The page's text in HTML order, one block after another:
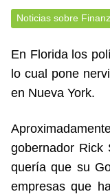
Noticias sobre
En Florida los
lo cual pone
en Nueva York.
gobernador
quería que su
empresas que